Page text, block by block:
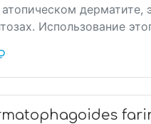
атопическом
Использование